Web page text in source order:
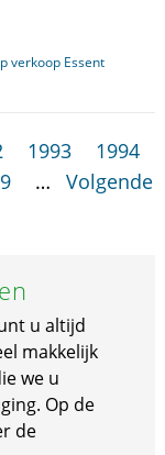
verkoop Essent
1993
1994
…
Volgende
u altijd
makkelijk
we u
Op de
de